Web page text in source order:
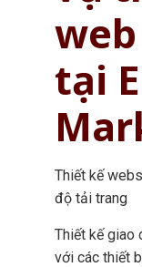
tại
Thiết kế
độ tải trang
Thiết kế giao
với các thiết